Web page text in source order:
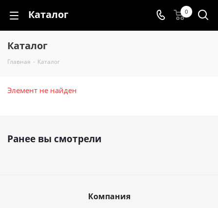
Каталог 0
Каталог
Главная - Каталог
Элемент не найден
Ранее вы смотрели
Компания